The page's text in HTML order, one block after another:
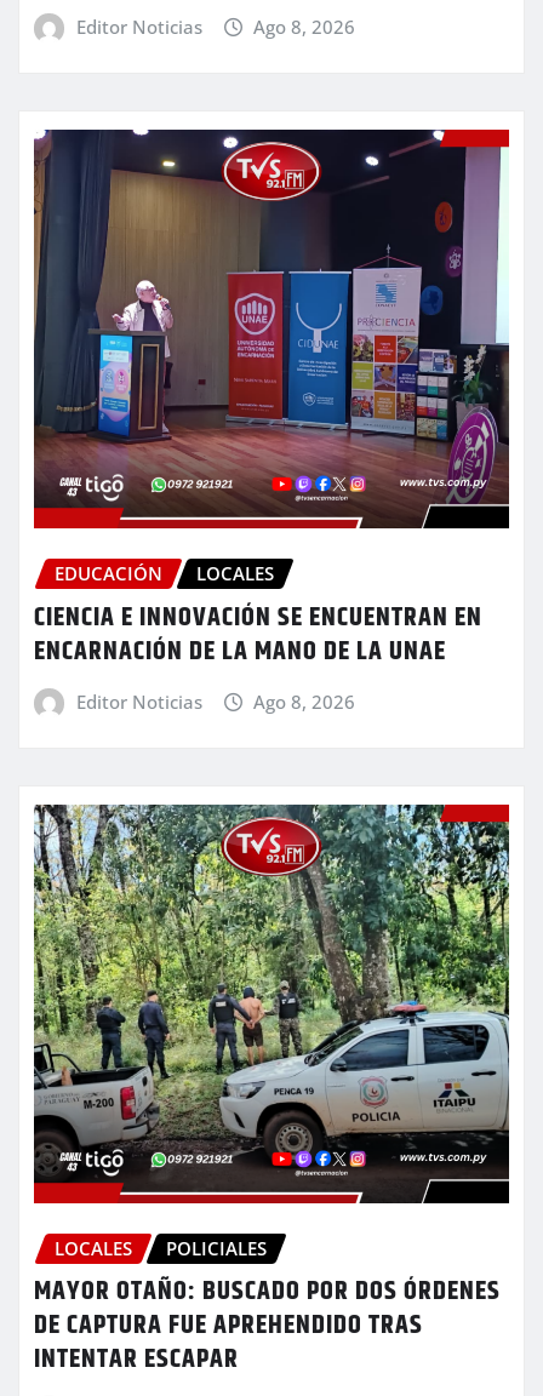
Editor Noticias Ago 8, 2026
EDUCACIÓN LOCALES
CIENCIA E INNOVACIÓN SE ENCUENTRAN EN
ENCARNACIÓN DE LA MANO DE LA UNAE
Editor Noticias Ago 8, 2026
LOCALES POLICIALES
MAYOR OTAÑO: BUSCADO POR DOS ÓRDENES
DE CAPTURA FUE APREHENDIDO TRAS
INTENTAR ESCAPAR